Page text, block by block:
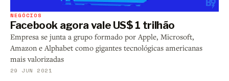
NEGÓCIOS
Facebook agora vale US$ 1 trilhão
Empresa se junta a grupo formado por Apple, Microsoft,
Amazon e Alphabet como gigantes tecnológicas americanas
mais valorizadas
29 JUN 2021